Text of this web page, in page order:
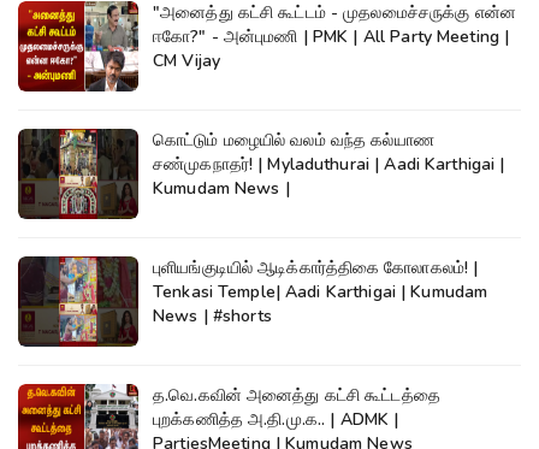
"அனைத்து கட்சி கூட்டம் - முதலமைச்சருக்கு என்ன
ஈகோ?" - அன்புமணி | PMK | All Party Meeting |
CM Vijay
கொட்டும் மழையில் வலம் வந்த கல்யாண
சண்முகநாதர்! | Myladuthurai | Aadi Karthigai |
Kumudam News |
புளியங்குடியில் ஆடிக்கார்த்திகை கோலாகலம்! |
Tenkasi Temple| Aadi Karthigai | Kumudam
News | #shorts
த.வெ.கவின் அனைத்து கட்சி கூட்டத்தை
புறக்கணித்த அ.தி.மு.க.. | ADMK |
PartiesMeeting | Kumudam News